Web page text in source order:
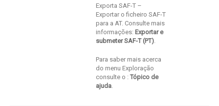
Exporta SAF-T –
Exportar o ficheiro SAF-T
para a AT. Consulte mais
informações: Exportar e
submeter SAF-T (PT).
Para saber mais acerca
do menu Exploração
consulte o : Tópico de
ajuda.